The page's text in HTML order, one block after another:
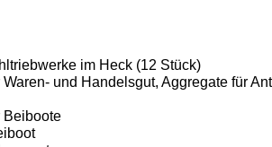
im Heck (12 Stück)
Waren- und Handelsgut, Aggregate für
Beiboote